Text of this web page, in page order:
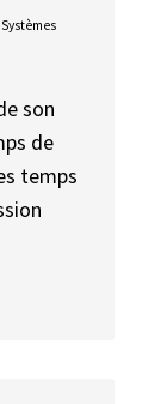
son
de
temps